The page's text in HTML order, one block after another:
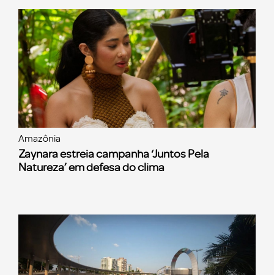
Amazônia
Zaynara estreia campanha ‘Juntos Pela
Natureza’ em defesa do clima